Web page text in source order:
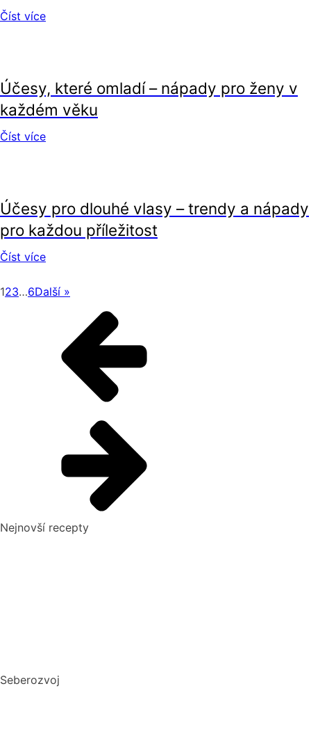
Číst více
Účesy, které omladí – nápady pro ženy v
každém věku
Číst více
Účesy pro dlouhé vlasy – trendy a nápady
pro každou příležitost
Číst více
123…6Další »
Nejnovší recepty
Seberozvoj